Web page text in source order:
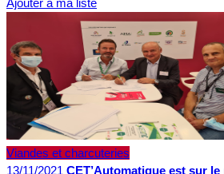
Viandes et charcuteries
13/11/2021 CET’Automatique est sur le